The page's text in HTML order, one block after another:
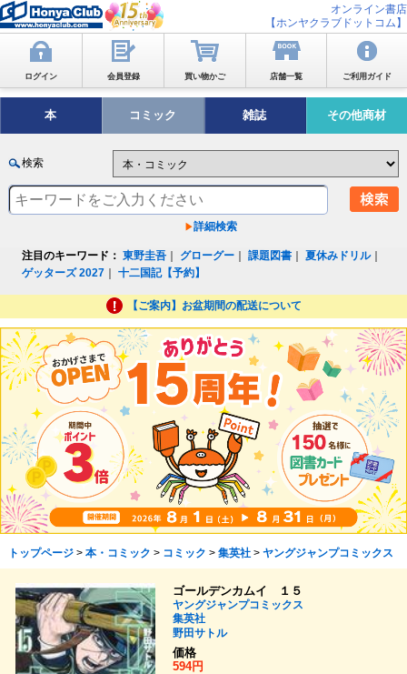
オンライン書店
【ホンヤクラブドットコム】
ログイン 会員登録 買い物かご 店舗一覧 ご利用ガイド
本 コミック 雑誌 その他商材
検索
詳細検索
注目のキーワード： 東野圭吾 グローグー ｜課題図書 ｜夏休みドリル｜
ゲッターズ 2027 ｜十二国記【予約】
【ご案内】お盆期間の配送について
トップページ> 本・コミック > コミック > 集英社> ヤングジャンプコミックス
ゴールデンカムイ １５
ヤングジャンプコミックス
集英社
野田サトル
価格
594円